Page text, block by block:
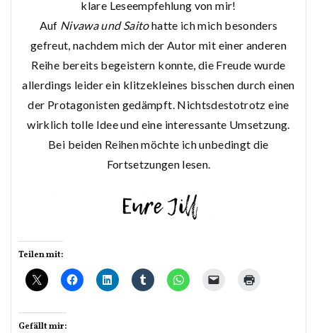
klare Leseempfehlung von mir!
Auf Nivawa und Saitohatte ich mich besonders
gefreut, nachdem mich der Autor mit einer anderen
Reihe bereits begeistern konnte, die Freude wurde
allerdings leider ein klitzekleines bisschen durch einen
der Protagonisten gedämpft. Nichtsdestotrotz eine
wirklich tolle Idee und eine interessante Umsetzung.
Bei beiden Reihen möchte ich unbedingt die
Fortsetzungen lesen.
Teilen mit:
Gefällt mir: